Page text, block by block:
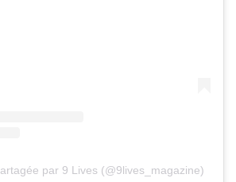
par 9 Lives (@9lives_magazine)